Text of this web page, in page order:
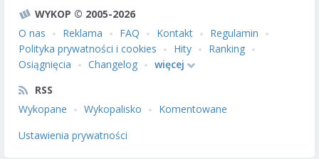
WYKOP © 2005-2026
O nas
Reklama FAQ Kontakt
Regulamin
Polityka prywatności i cookies
Hity
Ranking
Osiągnięcia
Changelog
więcej
RSS
Wykopane
Wykopalisko
Komentowane
Ustawienia prywatności